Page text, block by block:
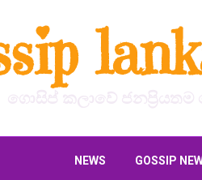
NEWS GOSSIP